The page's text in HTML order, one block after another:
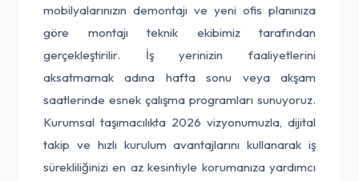
mobilyalarınızın demontajı ve yeni ofis planınıza
göre montajı teknik ekibimiz tarafından
gerçekleştirilir. İş yerinizin faaliyetlerini
aksatmamak adına hafta sonu veya akşam
saatlerinde esnek çalışma programları sunuyoruz.
Kurumsal taşımacılıkta 2026 vizyonumuzla, dijital
takip ve hızlı kurulum avantajlarını kullanarak iş
sürekliliğinizi en az kesintiyle korumanıza yardımcı